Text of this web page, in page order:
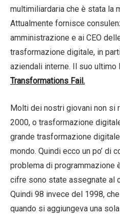
multimiliardaria che è stata la
Attualmente fornisce
amministrazione e ai CEO
trasformazione digitale, in
aziendali interne. Il suo ultimo
Transformations Fail.
Molti dei nostri giovani non si
2000, o trasformazione
grande trasformazione
mondo. Quindi ecco un po’ di
problema di programmazione
cifre sono state assegnate al
Quindi 98 invece del 1998,
quando si aggiungeva una